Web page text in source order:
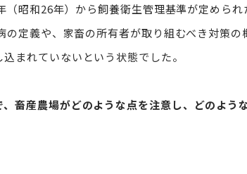
昭和26年）から飼養衛生管理基準が定められ
の定義や、家畜の所有者が取り組むべき対策の
まれていないという状態でした。
畜産農場がどのような点を注意し、どのよう